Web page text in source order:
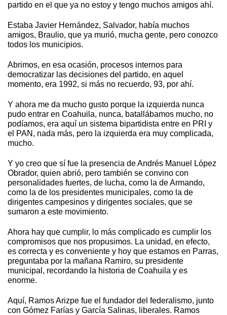
partido en el que ya no estoy y tengo muchos amigos ahí.
Estaba Javier Hernández, Salvador, había muchos
amigos, Braulio, que ya murió, mucha gente, pero conozco
todos los municipios.
Abrimos, en esa ocasión, procesos internos para
democratizar las decisiones del partido, en aquel
momento, era 1992, si más no recuerdo, 93, por ahí.
Y ahora me da mucho gusto porque la izquierda nunca
pudo entrar en Coahuila, nunca, batallábamos mucho, no
podíamos, era aquí un sistema bipartidista entre en PRI y
el PAN, nada más, pero la izquierda era muy complicada,
mucho.
Y yo creo que sí fue la presencia de Andrés Manuel López
Obrador, quien abrió, pero también se convino con
personalidades fuertes, de lucha, como la de Armando,
como la de los presidentes municipales, como la de
dirigentes campesinos y dirigentes sociales, que se
sumaron a este movimiento.
Ahora hay que cumplir, lo más complicado es cumplir los
compromisos que nos propusimos. La unidad, en efecto,
es correcta y es conveniente y hoy que estamos en Parras,
preguntaba por la mañana Ramiro, su presidente
municipal, recordando la historia de Coahuila y es
enorme.
Aquí, Ramos Arizpe fue el fundador del federalismo, junto
con Gómez Farías y García Salinas, liberales. Ramos